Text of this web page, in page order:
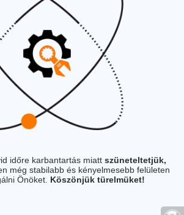
időre karbantartás miatt szüneteltetjük,
még stabilabb és kényelmesebb felületen
Önöket. Köszönjük türelmüket!